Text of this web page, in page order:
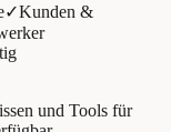
✓Kunden &
und Tools für